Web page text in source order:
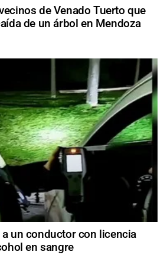
de Venado Tuerto que
de un árbol en Mendoza
un conductor con licencia
en sangre